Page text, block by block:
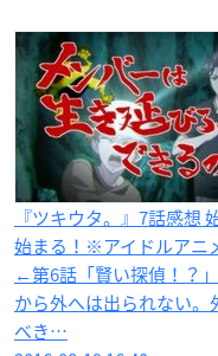
『ツキウタ。』7話感想
始まる！※アイドルアニ
←第6話「賢い探偵！？
から外へは出られない
べき…